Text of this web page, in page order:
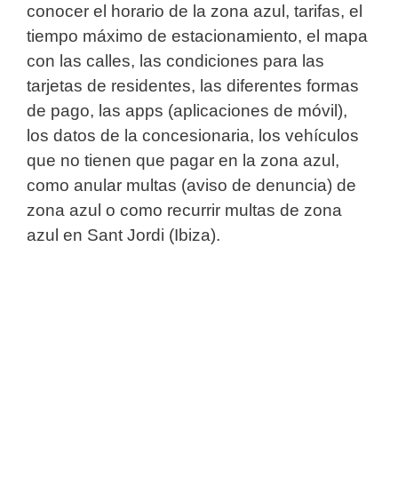
conocer el horario de la zona azul, tarifas, el
tiempo máximo de estacionamiento, el mapa
con las calles, las condiciones para las
tarjetas de residentes, las diferentes formas
de pago, las apps (aplicaciones de móvil),
los datos de la concesionaria, los vehículos
que no tienen que pagar en la zona azul,
como anular multas (aviso de denuncia) de
zona azul o como recurrir multas de zona
azul en Sant Jordi (Ibiza).